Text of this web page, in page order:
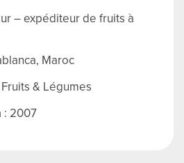
– expéditeur de fruits à
Maroc
& Légumes
: 2007